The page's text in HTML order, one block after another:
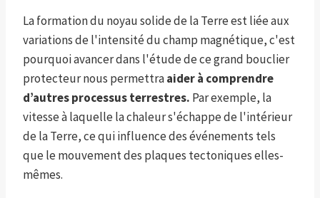
La formation du noyau solide de la Terre est liée aux
variations de l'intensité du champ magnétique, c'est
pourquoi avancer dans l'étude de ce grand bouclier
protecteur nous permettraaider à comprendre
d’autres processus terrestres. Par exemple, la
vitesse à laquelle la chaleur s'échappe de l'intérieur
de la Terre, ce qui influence des événements tels
que le mouvement des plaques tectoniques elles-
mêmes.